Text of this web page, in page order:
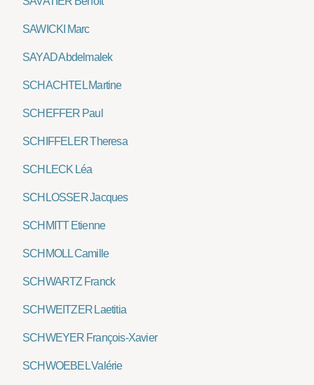
SAWICKI Marc
SAYAD Abdelmalek
SCHACHTEL Martine
SCHEFFER Paul
SCHIFFELER Theresa
SCHLECK Léa
SCHLOSSER Jacques
SCHMITT Etienne
SCHMOLL Camille
SCHWARTZ Franck
SCHWEITZER Laetitia
SCHWEYER François-Xavier
SCHWOEBEL Valérie